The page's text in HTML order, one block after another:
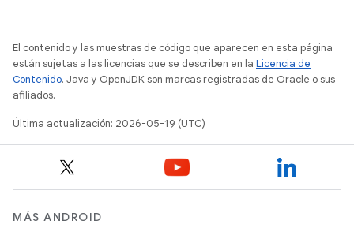
El contenido y las muestras de código que aparecen en esta página
están sujetas a las licencias que se describen en la Licencia de
Contenido. Java y OpenJDK son marcas registradas de Oracle o sus
afiliados.
Última actualización: 2026-05-19 (UTC)
MÁS ANDROID